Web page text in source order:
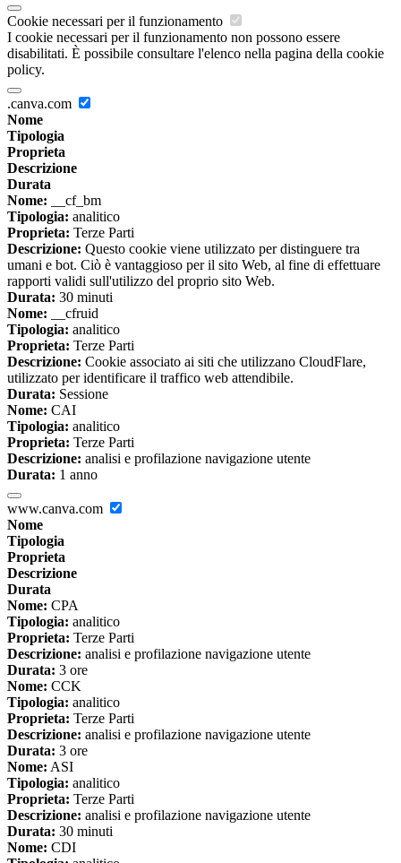
Cookie necessari per il funzionamento
I cookie necessari per il funzionamento non possono essere
disabilitati. È possibile consultare l'elenco nella pagina della cookie
policy.
.canva.com
Nome
Tipologia
Proprieta
Descrizione
Durata
Nome: __cf_bm
Tipologia: analitico
Proprieta: Terze Parti
Descrizione: Questo cookie viene utilizzato per distinguere tra
umani e bot. Ciò è vantaggioso per il sito Web, al fine di effettuare
rapporti validi sull'utilizzo del proprio sito Web.
Durata: 30 minuti
Nome: __cfruid
Tipologia: analitico
Proprieta: Terze Parti
Descrizione: Cookie associato ai siti che utilizzano CloudFlare,
utilizzato per identificare il traffico web attendibile.
Durata: Sessione
Nome: CAI
Tipologia: analitico
Proprieta: Terze Parti
Descrizione: analisi e profilazione navigazione utente
Durata: 1 anno
www.canva.com
Nome
Tipologia
Proprieta
Descrizione
Durata
Nome: CPA
Tipologia: analitico
Proprieta: Terze Parti
Descrizione: analisi e profilazione navigazione utente
Durata: 3 ore
Nome: CCK
Tipologia: analitico
Proprieta: Terze Parti
Descrizione: analisi e profilazione navigazione utente
Durata: 3 ore
Nome: ASI
Tipologia: analitico
Proprieta: Terze Parti
Descrizione: analisi e profilazione navigazione utente
Durata: 30 minuti
Nome: CDI